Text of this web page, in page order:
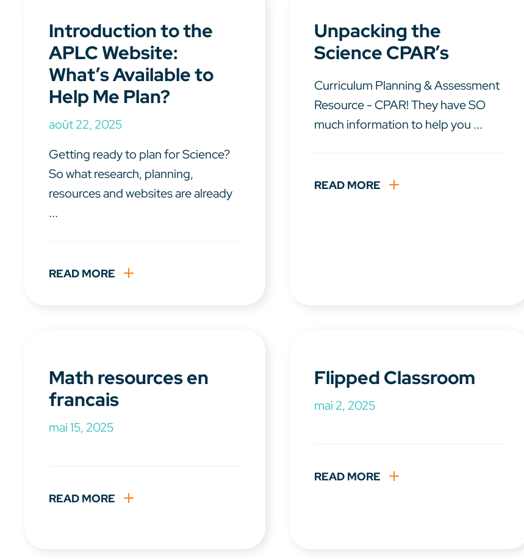
Introduction to the
APLC Website:
What’s Available to
Help Me Plan?
août 22, 2025
Getting ready to plan for Science?
So what research, planning,
resources and websites are already
...
READ MORE
Unpacking the
Science CPAR’s
Curriculum Planning & Assessment
Resource - CPAR! They have SO
much information to help you ...
READ MORE
Math resources en
francais
mai 15, 2025
READ MORE
Flipped Classroom
mai 2, 2025
READ MORE